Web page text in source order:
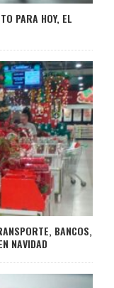
PARA HOY, EL
BANCOS,
NAVIDAD